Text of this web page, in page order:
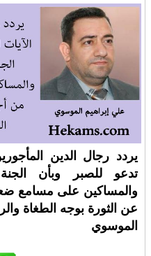
يردد رجال الدين
تدعو للصبر وبأن الجنة
والمساكين على مسامع
عن الثورة بوجه الطغاة
الموسوي